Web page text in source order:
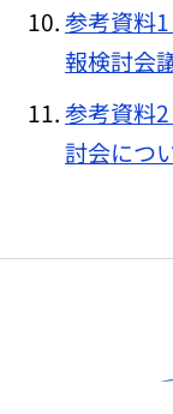
参考資料
報検討会
参考資料
討会につ